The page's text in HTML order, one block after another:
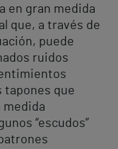
en gran medida
que, a través de
puede
ruidos
tapones que
medida
“escudos”